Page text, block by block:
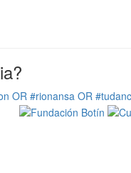
OR #rionansa OR